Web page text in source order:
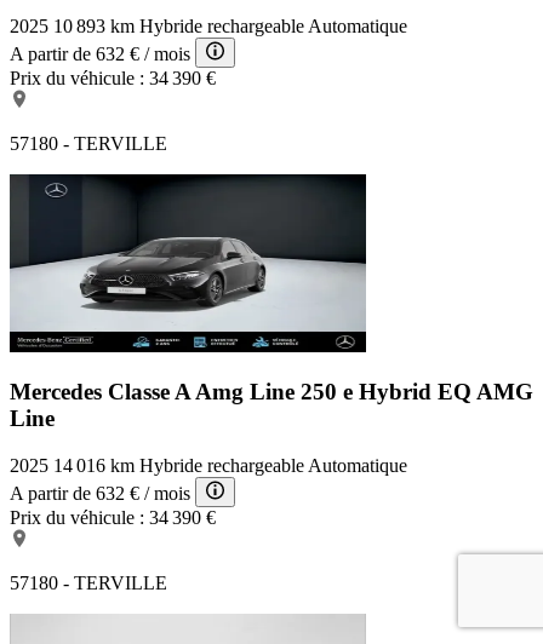
2025 10 893 km Hybride rechargeable Automatique
A partir de 632 € / mois
Prix du véhicule : 34 390 €
57180 - TERVILLE
Mercedes Classe A Amg Line 250 e Hybrid EQ AMG
Line
2025 14 016 km Hybride rechargeable Automatique
A partir de 632 € / mois
Prix du véhicule : 34 390 €
57180 - TERVILLE